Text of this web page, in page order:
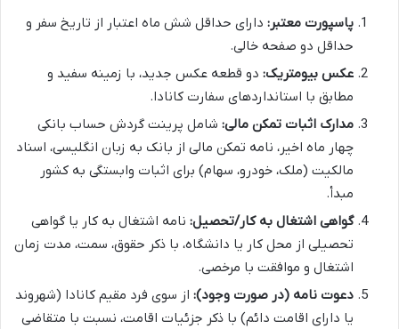
پاسپورت معتبر: دارای حداقل شش ماه اعتبار از تاریخ سفر و
حداقل دو صفحه خالی.
عکس بیومتریک: دو قطعه عکس جدید، با زمینه سفید و
مطابق با استانداردهای سفارت کانادا.
مدارک اثبات تمکن مالی: شامل پرینت گردش حساب بانکی
چهار ماه اخیر، نامه تمکن مالی از بانک به زبان انگلیسی، اسناد
مالکیت (ملک، خودرو، سهام) برای اثبات وابستگی به کشور
مبدأ.
گواهی اشتغال به کار/تحصیل: نامه اشتغال به کار یا گواهی
تحصیلی از محل کار یا دانشگاه، با ذکر حقوق، سمت، مدت زمان
اشتغال و موافقت با مرخصی.
دعوت نامه (در صورت وجود): از سوی فرد مقیم کانادا (شهروند
یا دارای اقامت دائم) با ذکر جزئیات اقامت، نسبت با متقاضی